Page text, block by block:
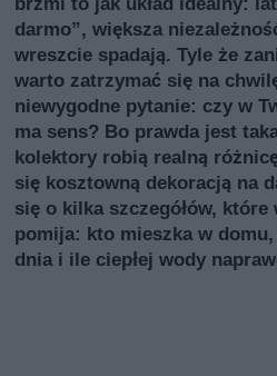
darmo”, większa
wreszcie spadają. Tyle że
warto zatrzymać się na
niewygodne pytanie: czy w
ma sens? Bo prawda jest
kolektory robią realną
się kosztowną dekoracją na
się o kilka szczegółów,
pomija: kto mieszka w
dnia i ile ciepłej wody